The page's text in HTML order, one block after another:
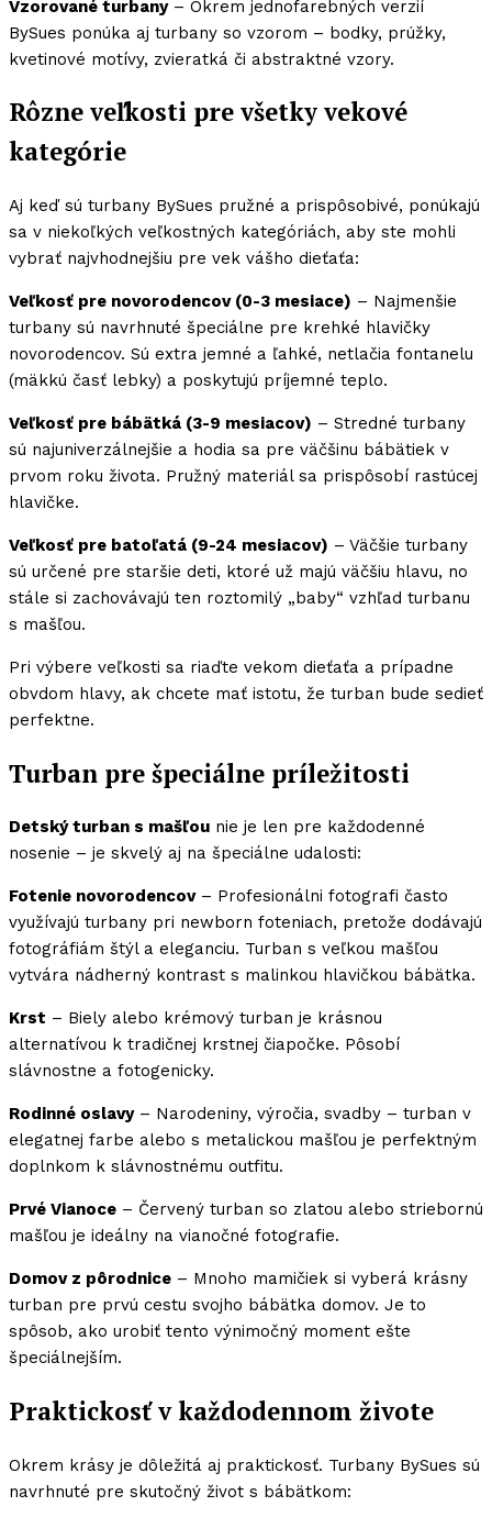
Vzorované turbany– Okrem jednofarebných verzií
BySues ponúka aj turbany so vzorom – bodky, prúžky,
kvetinové motívy, zvieratká či abstraktné vzory.
Rôzne veľkosti pre všetky vekové
kategórie
Aj keď sú turbany BySues pružné a prispôsobivé, ponúkajú
sa v niekoľkých veľkostných kategóriách, aby ste mohli
vybrať najvhodnejšiu pre vek vášho dieťaťa:
Veľkosť pre novorodencov (0-3 mesiace) – Najmenšie
turbany sú navrhnuté špeciálne pre krehké hlavičky
novorodencov. Sú extra jemné a ľahké, netlačia fontanelu
(mäkkú časť lebky) a poskytujú príjemné teplo.
Veľkosť pre bábätká (3-9 mesiacov) – Stredné turbany
sú najuniverzálnejšie a hodia sa pre väčšinu bábätiek v
prvom roku života. Pružný materiál sa prispôsobí rastúcej
hlavičke.
Veľkosť pre batoľatá (9-24 mesiacov) – Väčšie turbany
sú určené pre staršie deti, ktoré už majú väčšiu hlavu, no
stále si zachovávajú ten roztomilý „baby“ vzhľad turbanu
s mašľou.
Pri výbere veľkosti sa riaďte vekom dieťaťa a prípadne
obvdom hlavy, ak chcete mať istotu, že turban bude sedieť
perfektne.
Turban pre špeciálne príležitosti
Detský turban s mašľou nie je len pre každodenné
nosenie – je skvelý aj na špeciálne udalosti:
Fotenie novorodencov– Profesionálni fotografi často
využívajú turbany pri newborn foteniach, pretože dodávajú
fotográfiám štýl a eleganciu. Turban s veľkou mašľou
vytvára nádherný kontrast s malinkou hlavičkou bábätka.
Krst – Biely alebo krémový turban je krásnou
alternatívou k tradičnej krstnej čiapočke. Pôsobí
slávnostne a fotogenicky.
Rodinné oslavy– Narodeniny, výročia, svadby – turban v
elegatnej farbe alebo s metalickou mašľou je perfektným
doplnkom k slávnostnému outfitu.
Prvé Vianoce – Červený turban so zlatou alebo striebornú
mašľou je ideálny na vianočné fotografie.
Domov z pôrodnice – Mnoho mamičiek si vyberá krásny
turban pre prvú cestu svojho bábätka domov. Je to
spôsob, ako urobiť tento výnimočný moment ešte
špeciálnejším.
Praktickosť v každodennom živote
Okrem krásy je dôležitá aj praktickosť. Turbany BySues sú
navrhnuté pre skutočný život s bábätkom: